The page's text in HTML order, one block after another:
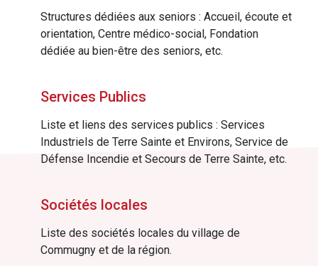
Structures dédiées aux seniors : Accueil, écoute et
orientation, Centre médico-social, Fondation
dédiée au bien-être des seniors, etc.
Services Publics
Liste et liens des services publics : Services
Industriels de Terre Sainte et Environs, Service de
Défense Incendie et Secours de Terre Sainte, etc.
Sociétés locales
Liste des sociétés locales du village de
Commugny et de la région.